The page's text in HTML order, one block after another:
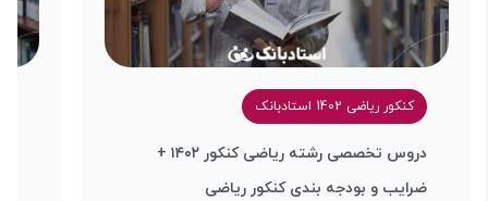
کنکور ریاضی 1402 استادبانک
دروس تخصصی رشته ریاضی کنکور ۱۴۰۲ +
ضرایب و بودجه بندی کنکور ریاضی